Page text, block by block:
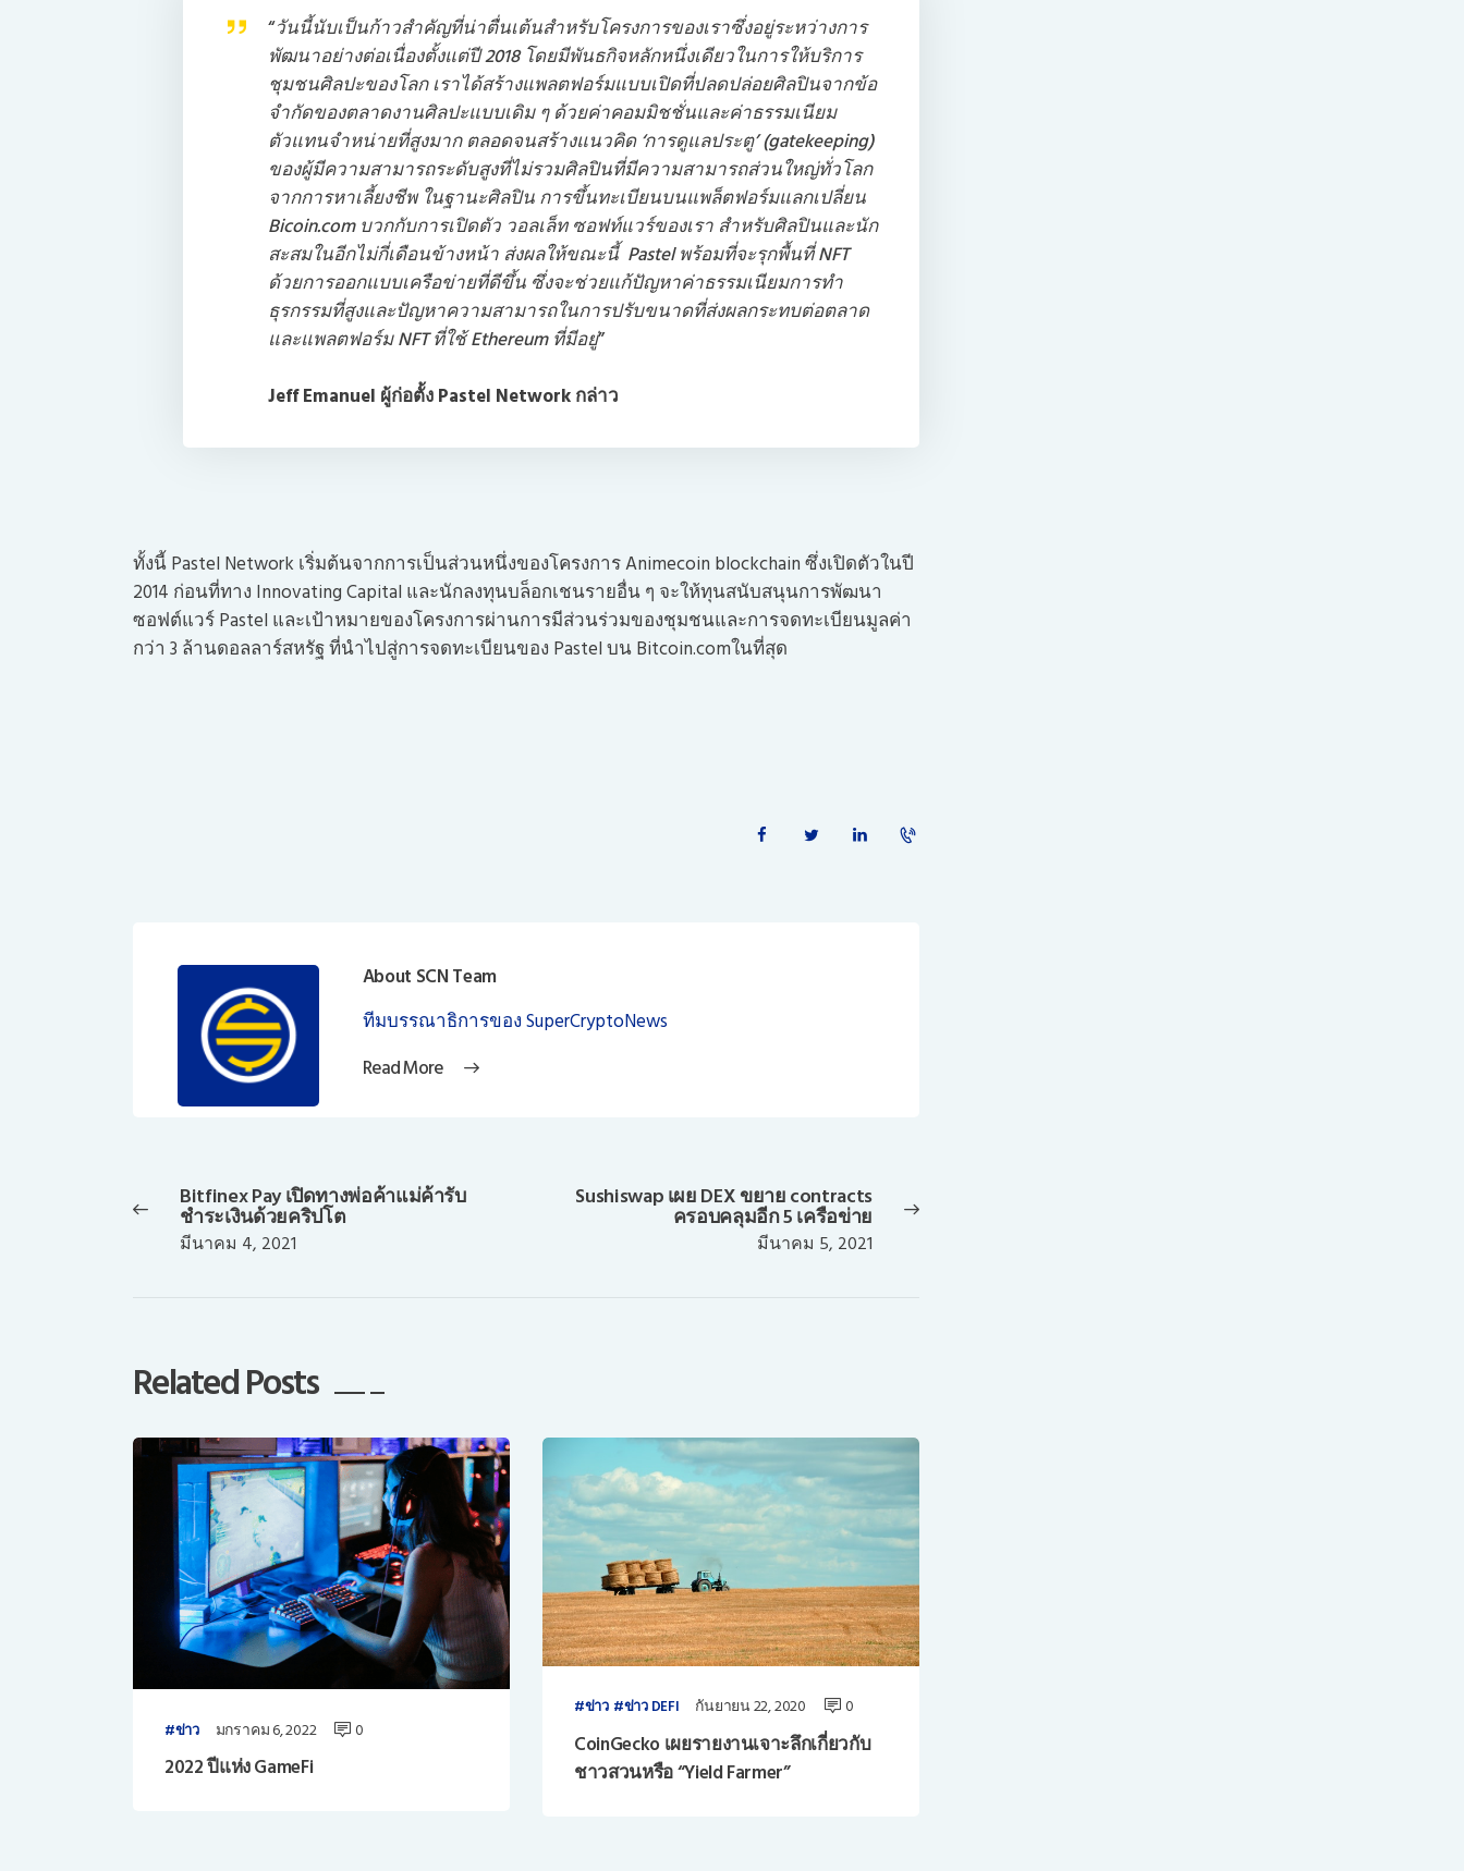
“วันนี้นับเป็นก้าวสำคัญที่น่าตื่นเต้นสำหรับโครงการของเราซึ่งอยู่ระหว่างการ
พัฒนาอย่างต่อเนื่องตั้งแต่ปี 2018 โดยมีพันธกิจหลักหนึ่งเดียวในการให้บริการ
ชุมชนศิลปะของโลก เราได้สร้างแพลตฟอร์มแบบเปิดที่ปลดปล่อยศิลปินจากข้อ
จำกัดของตลาดงานศิลปะแบบเดิม ๆ ด้วยค่าคอมมิชชั่นและค่าธรรมเนียม
ตัวแทนจำหน่ายที่สูงมาก ตลอดจนสร้างแนวคิด ‘การดูแลประตู’ (gatekeeping)
ของผู้มีความสามารถระดับสูงที่ไม่รวมศิลปินที่มีความสามารถส่วนใหญ่ทั่วโลก
จากการหาเลี้ยงชีพ ในฐานะศิลปิน การขึ้นทะเบียนบนแพล็ตฟอร์มแลกเปลี่ยน
Bicoin.com บวกกับการเปิดตัว วอลเล็ท ซอฟท์แวร์ของเรา สำหรับศิลปินและนัก
สะสมในอีกไม่กี่เดือนข้างหน้า ส่งผลให้ขณะนี้ Pastel พร้อมที่จะรุกพื้นที่ NFT
ด้วยการออกแบบเครือข่ายที่ดีขึ้น ซึ่งจะช่วยแก้ปัญหาค่าธรรมเนียมการทำ
ธุรกรรมที่สูงและปัญหาความสามารถในการปรับขนาดที่ส่งผลกระทบต่อตลาด
และแพลตฟอร์ม NFT ที่ใช้ Ethereum ที่มีอยู่”
Jeff Emanuel ผู้ก่อตั้ง Pastel Network กล่าว
ทั้งนี้ Pastel Network เริ่มต้นจากการเป็นส่วนหนึ่งของโครงการ Animecoin blockchain ซึ่งเปิดตัวในปี
2014 ก่อนที่ทาง Innovating Capital และนักลงทุนบล็อกเชนรายอื่น ๆ จะให้ทุนสนับสนุนการพัฒนา
ซอฟต์แวร์ Pastel และเป้าหมายของโครงการผ่านการมีส่วนร่วมของชุมชนและการจดทะเบียนมูลค่า
กว่า 3 ล้านดอลลาร์สหรัฐ ที่นำไปสู่การจดทะเบียนของ Pastel บน Bitcoin.comในที่สุด
About SCN Team
ทีมบรรณาธิการของ SuperCryptoNews
Read More
เรื่องPrevious
post:
Bitfinex Pay เปิดทางพ่อค้าแม่ค้ารับ
ชำระเงินด้วยคริปโต
มีนาคม 4, 2021
Next
Sushiswap เผย DEX ขยาย contracts
ครอบคลุมอีก 5 เครือข่าย
มีนาคม 5, 2021
Related Posts
ข่าว มกราคม 6, 2022 0
2022 ปีแห่ง GameFi
ข่าว ข่าว DEFI กันยายน 22, 2020 0
CoinGecko เผยรายงานเจาะลึกเกี่ยวกับ
ชาวสวนหรือ “Yield Farmer”